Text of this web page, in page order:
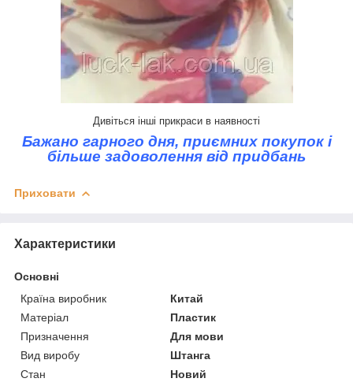
Дивіться інші прикраси в наявності
Бажано гарного дня, приємних покупок і
більше задоволення від придбань
Приховати
Характеристики
Основні
Країна виробник
Китай
Матеріал
Пластик
Призначення
Для мови
Вид виробу
Штанга
Стан
Новий